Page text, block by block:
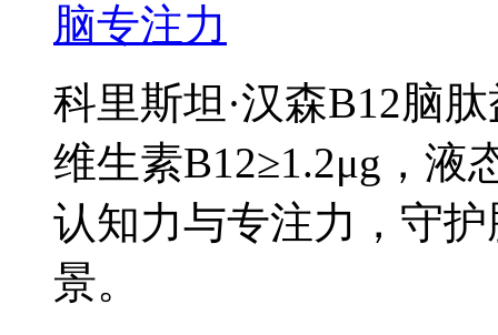
脑专注力
科里斯坦·汉森B12脑
维生素B12≥1.2μg，液
认知力与专注力，守
景。